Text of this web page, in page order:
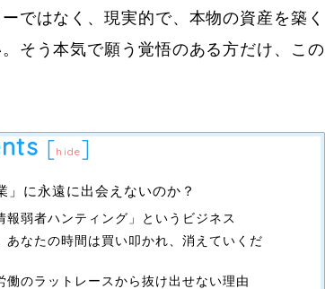
ではなく、現実的で、本物の資産を築く
そう本気で願う覚悟のある方だけ、この
[hide]
に永遠に出会えないのか？
弱者ハンティング」というビジネス
あなたの時間は買い叩かれ、消えていくだ
働のラットレースから抜け出せない理由